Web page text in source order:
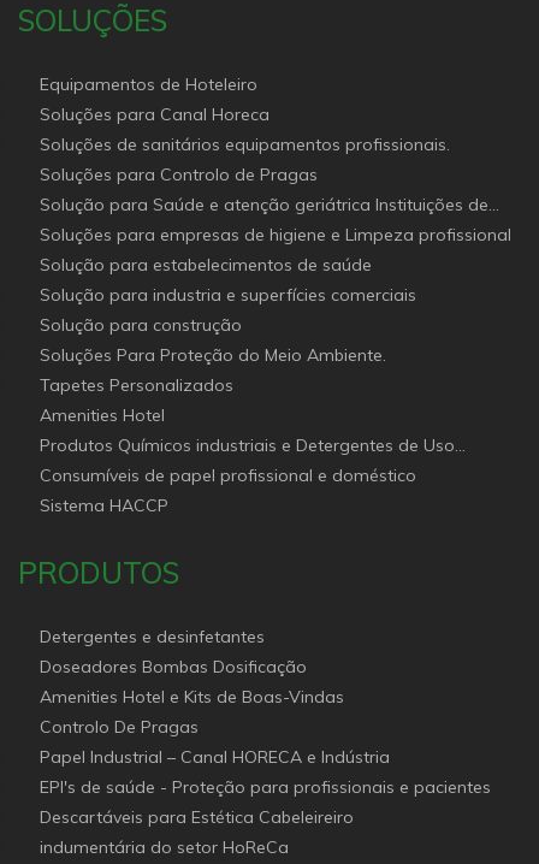
SOLUÇÕES
Equipamentos de Hoteleiro
Soluções para Canal Horeca
Soluções de sanitários equipamentos profissionais.
Soluções para Controlo de Pragas
Solução para Saúde e atenção geriátrica Instituições de
Apoio Social
Soluções para empresas de higiene e Limpeza profissional
Solução para estabelecimentos de saúde
Solução para industria e superfícies comerciais
Solução para construção
Soluções Para Proteção do Meio Ambiente.
Tapetes Personalizados
Amenities Hotel
Produtos Químicos industriais e Detergentes de Uso
Profissional e doméstico
Consumíveis de papel profissional e doméstico
Sistema HACCP
PRODUTOS
Detergentes e desinfetantes
Doseadores Bombas Dosificação
Amenities Hotel e Kits de Boas-Vindas
Controlo De Pragas
Papel Industrial – Canal HORECA e Indústria
EPI's de saúde - Proteção para profissionais e pacientes
Descartáveis para Estética Cabeleireiro
indumentária do setor HoReCa